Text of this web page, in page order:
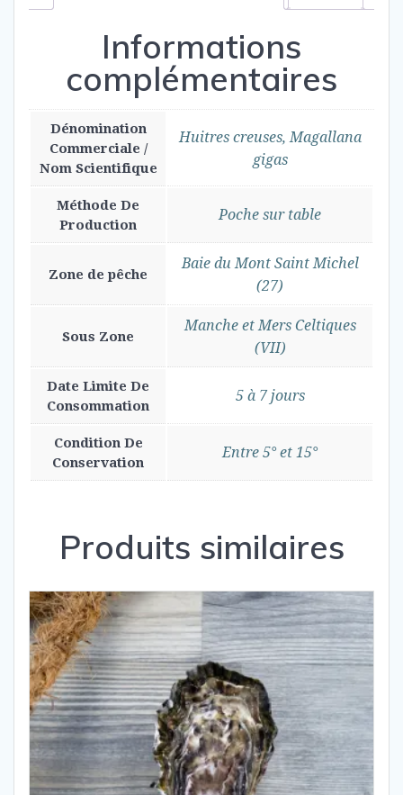
Informations
complémentaires
Dénomination
Commerciale /
Nom Scientifique
Huitres creuses, Magallana
gigas
Méthode De
Production
Poche sur table
Zone de pêche
Baie du Mont Saint Michel
(27)
Sous Zone
Manche et Mers Celtiques
(VII)
Date Limite De
Consommation
5 à 7 jours
Condition De
Conservation
Entre 5° et 15°
Produits similaires